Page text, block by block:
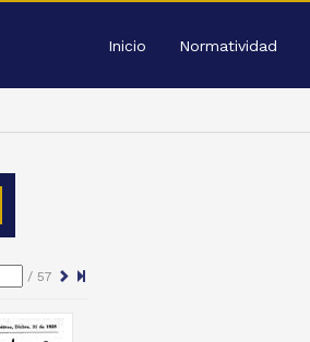
Inicio Normatividad
/ 57